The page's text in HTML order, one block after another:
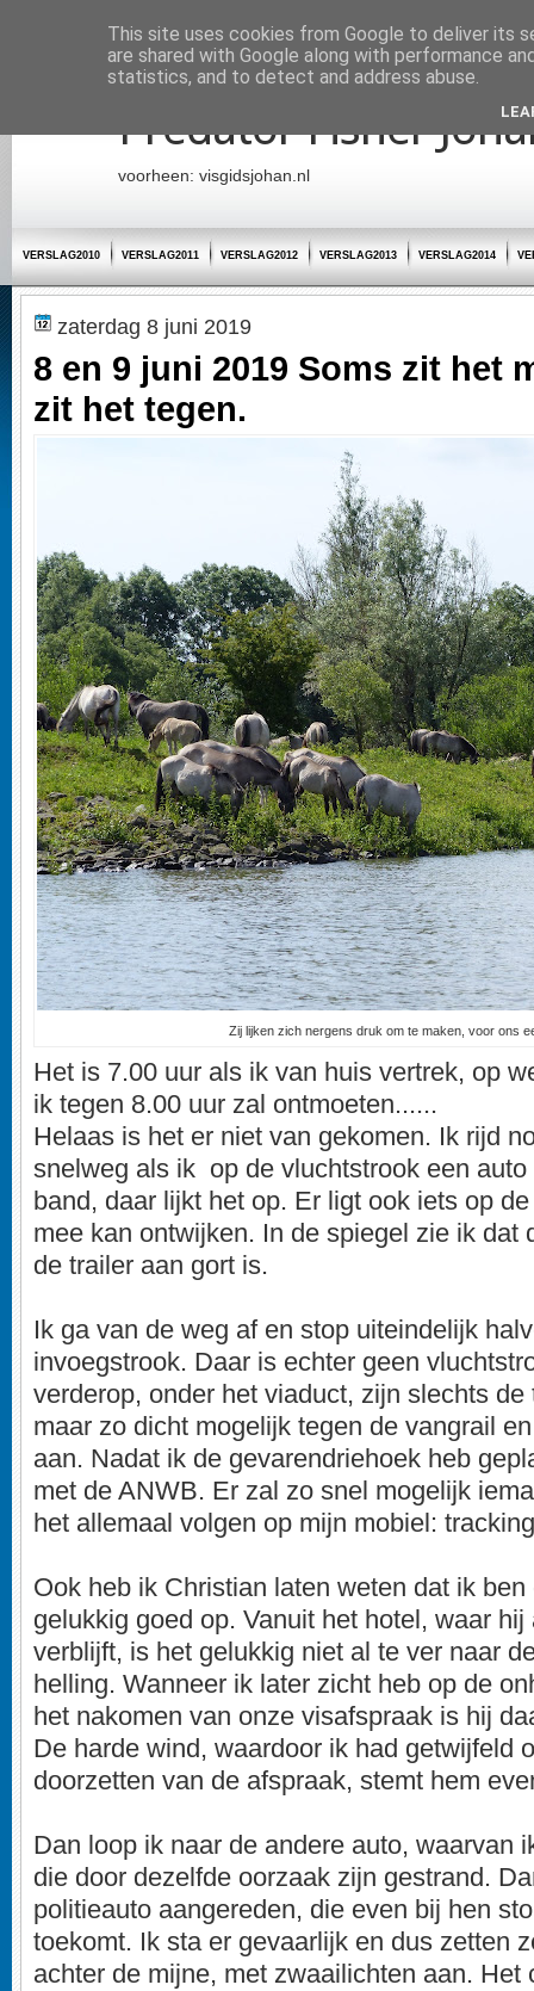
Startpagina
Predator Fisher
voorheen: visgidsjohan.nl
VERSLAG2010 VERSLAG2011 VERSLAG2012 VERSLAG2013 VERSLAG2014
zaterdag 8 juni 2019
8 en 9 juni 2019 Soms zit het
zit het tegen.
Zij lijken zich nergens druk om te maken, voor ons
Het is 7.00 uur als ik van huis vertrek, op
ik tegen 8.00 uur zal ontmoeten......
Helaas is het er niet van gekomen. Ik rijd
snelweg als ik op de vluchtstrook een
band, daar lijkt het op. Er ligt ook iets op
mee kan ontwijken. In de spiegel zie ik dat
de trailer aan gort is.
Ik ga van de weg af en stop uiteindelijk
invoegstrook. Daar is echter geen
verderop, onder het viaduct, zijn slechts
maar zo dicht mogelijk tegen de vangrail
aan. Nadat ik de gevarendriehoek heb
met de ANWB. Er zal zo snel mogelijk
het allemaal volgen op mijn mobiel:
Ook heb ik Christian laten weten dat ik
gelukkig goed op. Vanuit het hotel, waar
verblijft, is het gelukkig niet al te ver naar
helling. Wanneer ik later zicht heb op de
het nakomen van onze visafspraak is hij
De harde wind, waardoor ik had getwijfeld
doorzetten van de afspraak, stemt hem
Dan loop ik naar de andere auto, waarvan
die door dezelfde oorzaak zijn gestrand.
politieauto aangereden, die even bij hen
toekomt. Ik sta er gevaarlijk en dus zetten
achter de mijne, met zwaailichten aan. Het
This site uses cookies from Google to deliver its
are shared with Google along with performance
statistics, and to detect and address abuse.